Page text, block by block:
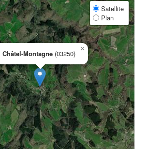
Châtel-Montagne (03250)
×
Satellite
Plan